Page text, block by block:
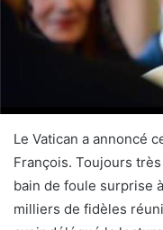
Le Vatican a annoncé
François. Toujours
bain de foule surprise
milliers de fidèles